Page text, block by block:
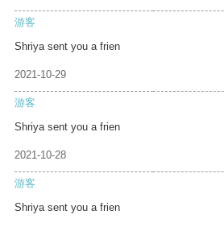
游客
Shriya sent you a frien
2021-10-29
游客
Shriya sent you a frien
2021-10-28
游客
Shriya sent you a frien